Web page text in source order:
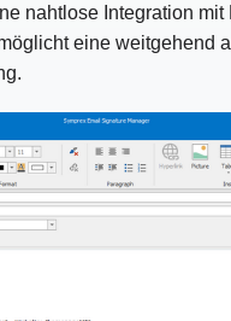
nahtlose Integration mit
eine weitgehend